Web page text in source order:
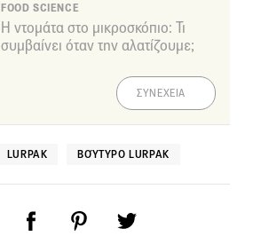
FOOD SCIENCE
Η ντομάτα στο μικροσκόπιο: Τι
συμβαίνει όταν την αλατίζουμε;
ΣΥΝΕΧΕΙΑ
LURPAK ΒΟΎΤΥΡΟ LURPAK